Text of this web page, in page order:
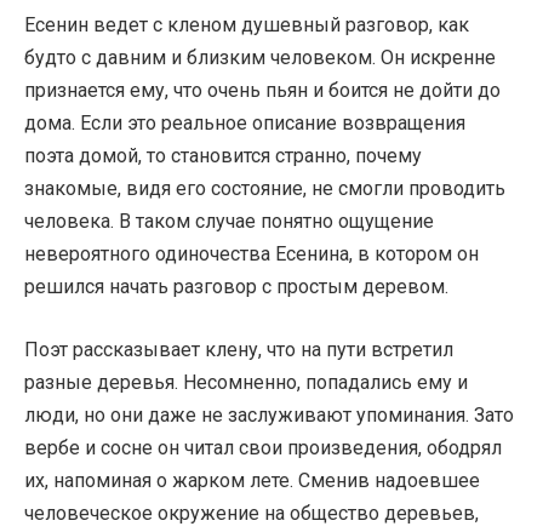
Есенин ведет с кленом душевный разговор, как
будто с давним и близким человеком. Он искренне
признается ему, что очень пьян и боится не дойти до
дома. Если это реальное описание возвращения
поэта домой, то становится странно, почему
знакомые, видя его состояние, не смогли проводить
человека. В таком случае понятно ощущение
невероятного одиночества Есенина, в котором он
решился начать разговор с простым деревом.
Поэт рассказывает клену, что на пути встретил
разные деревья. Несомненно, попадались ему и
люди, но они даже не заслуживают упоминания. Зато
вербе и сосне он читал свои произведения, ободрял
их, напоминая о жарком лете. Сменив надоевшее
человеческое окружение на общество деревьев,